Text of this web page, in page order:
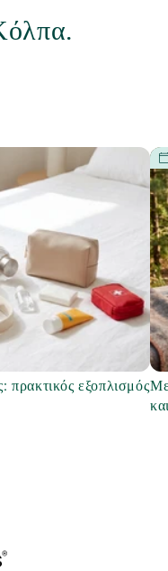
πρακτικός εξοπλισμός